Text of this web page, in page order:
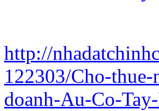
http://
122303/Cho-
doanh-Au-Co-